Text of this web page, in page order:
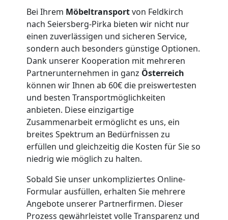
Bei Ihrem Möbeltransportvon Feldkirch
nach Seiersberg-Pirka bieten wir nicht nur
einen zuverlässigen und sicheren Service,
sondern auch besonders günstige Optionen.
Dank unserer Kooperation mit mehreren
Partnerunternehmen in ganz Österreich
können wir Ihnen ab 60€ die preiswertesten
und besten Transportmöglichkeiten
anbieten. Diese einzigartige
Zusammenarbeit ermöglicht es uns, ein
breites Spektrum an Bedürfnissen zu
erfüllen und gleichzeitig die Kosten für Sie so
niedrig wie möglich zu halten.
Sobald Sie unser unkompliziertes Online-
Formular ausfüllen, erhalten Sie mehrere
Angebote unserer Partnerfirmen. Dieser
Prozess gewährleistet volle Transparenz und
LKW
Möbellift
Feldkirch
Übersiedlung
Feldkirch
Klaviertransport